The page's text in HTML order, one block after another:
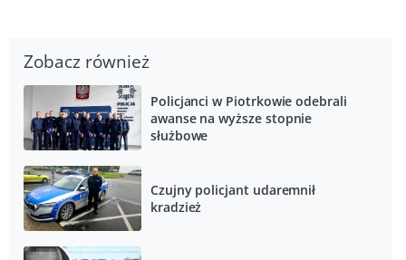
Zobacz również
Policjanci w Piotrkowie odebrali
awanse na wyższe stopnie
służbowe
Czujny policjant udaremnił
kradzież